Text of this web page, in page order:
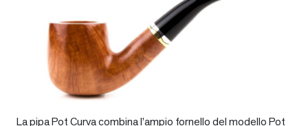
La pipa Pot Curva combina l’ampio fornello del modello Pot